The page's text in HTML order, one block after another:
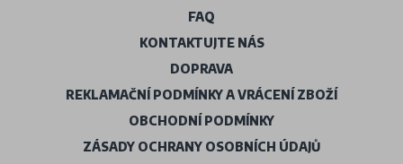
FAQ
KONTAKTUJTE NÁS
DOPRAVA
REKLAMAČNÍ PODMÍNKY A VRÁCENÍ ZBOŽÍ
OBCHODNÍ PODMÍNKY
ZÁSADY OCHRANY OSOBNÍCH ÚDAJŮ